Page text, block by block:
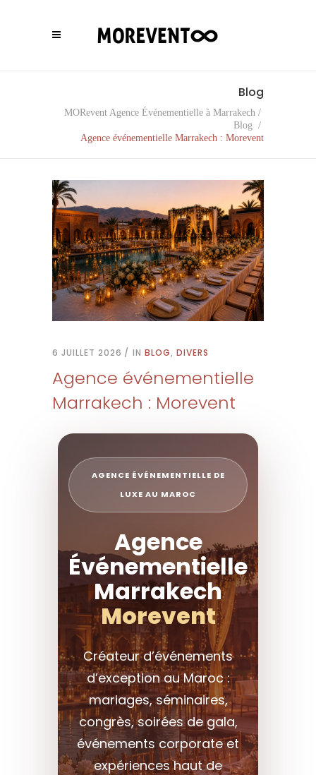
Blog
MORevent Agence Événementielle à Marrakech /
Blog /
Agence événementielle Marrakech : Morevent
6 JUILLET 2026 IN BLOG, DIVERS
Agence événementielle
Marrakech : Morevent
AGENCE ÉVÉNEMENTIELLE DE
LUXE AU MAROC
Agence
Événementielle
Marrakech
Morevent
Créateur d’événements
d’exception au Maroc :
mariages, séminaires,
congrès, soirées de gala,
événements corporate et
expériences haut de